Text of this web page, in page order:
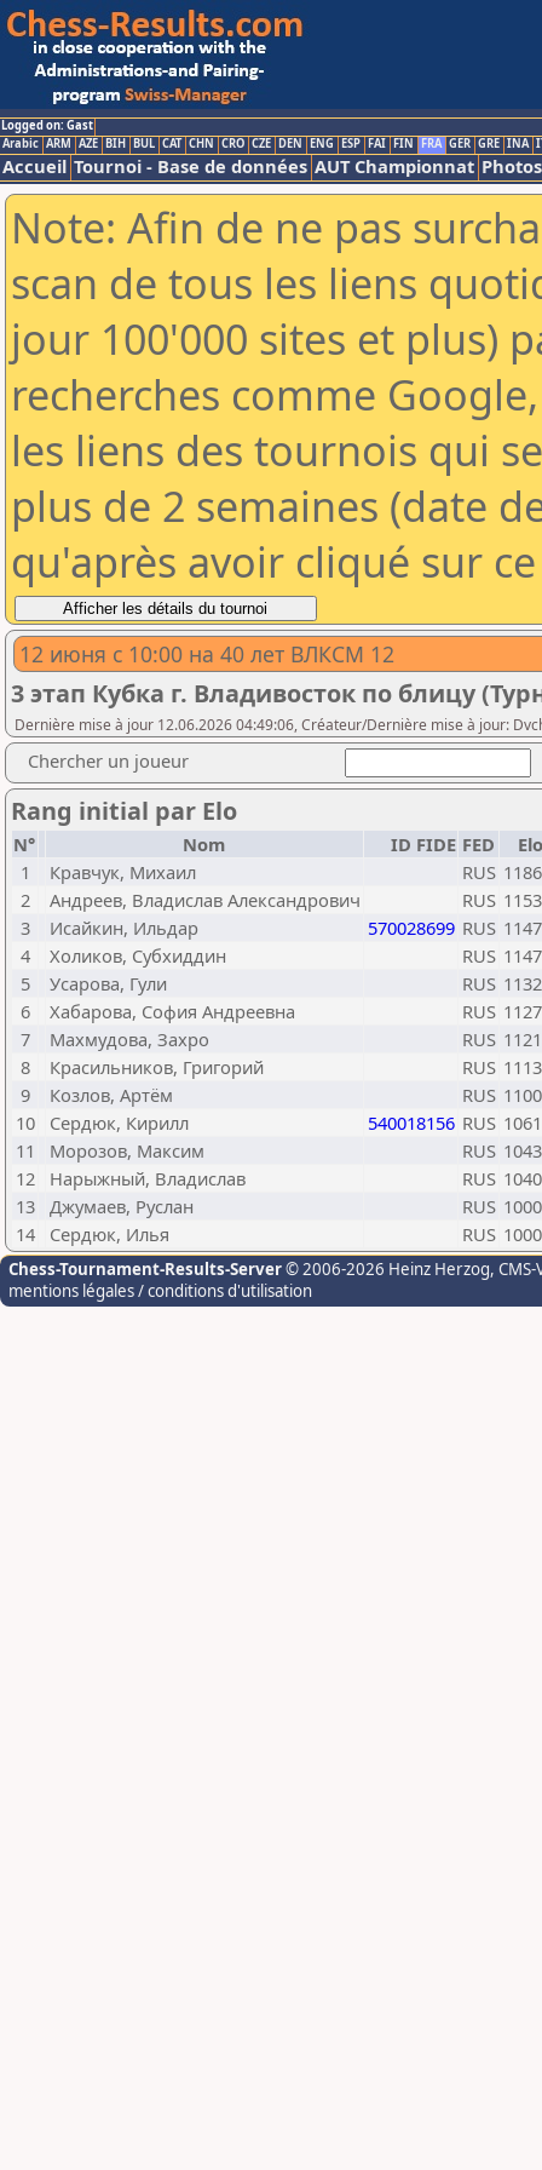
Logged on: Gast
Arabic ARM AZE BIH BUL CAT CHN CRO CZE DEN ENG ESP FAI FIN FRA GER GRE INA
Accueil Tournoi - Base de données AUT Championnat Photos
Note: Afin de ne pas
scan de tous les liens
jour 100'000 sites et plus)
recherches comme
les liens des tournois qui
plus de 2 semaines (date
qu'après avoir cliqué sur
12 июня с 10:00 на 40 лет ВЛКСМ 12
3 этап Кубка г. Владивосток по блицу
Dernière mise à jour 12.06.2026 04:49:06, Créateur/Dernière mise à jour:
Chercher un joueur
Rang initial par Elo
N° Nom ID FIDE FED
Elo
1
Кравчук, Михаил RUS 1186
2
Андреев, Владислав Александрович RUS 1153
3
Исайкин, Ильдар 570028699 RUS 1147
4
Холиков, Субхиддин RUS 1147
5
Усарова, Гули RUS 1132
6
Хабарова, София Андреевна RUS 1127
7
Махмудова, Захро RUS 1121
8
Красильников, Григорий RUS 1113
9
Козлов, Артём RUS 1100
10
Сердюк, Кирилл 540018156 RUS 1061
11
Морозов, Максим RUS 1043
12
Нарыжный, Владислав RUS 1040
13 Джумаев, Руслан RUS 1000
14
Сердюк, Илья RUS 1000
Chess-Tournament-Results-Server© 2006-2026 Heinz Herzog,
mentions légales / conditions d'utilisation